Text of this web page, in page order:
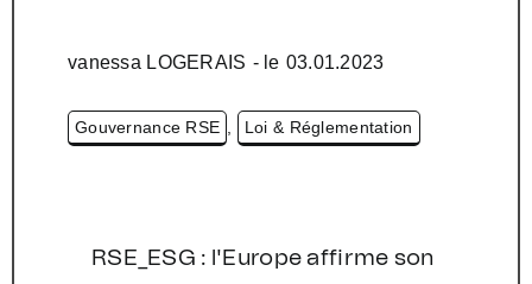
vanessa LOGERAIS - le 03.01.2023
Gouvernance RSE , Loi & Réglementation
RSE_ESG : l'Europe affirme son